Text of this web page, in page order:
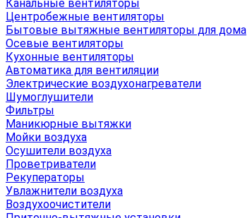
Канальные вентиляторы
Центробежные вентиляторы
Бытовые вытяжные вентиляторы для дома
Осевые вентиляторы
Кухонные вентиляторы
Автоматика для вентиляции
Электрические воздухонагреватели
Шумоглушители
Фильтры
Маникюрные вытяжки
Мойки воздуха
Осушители воздуха
Проветриватели
Рекуператоры
Увлажнители воздуха
Воздухоочистители